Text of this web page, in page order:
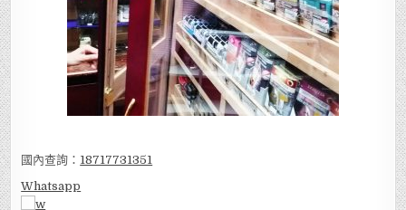
國內查詢： 18717731351
Whatsapp